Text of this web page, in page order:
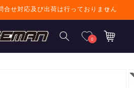
合せ対応及び出荷は行っておりません
0
カ
ー